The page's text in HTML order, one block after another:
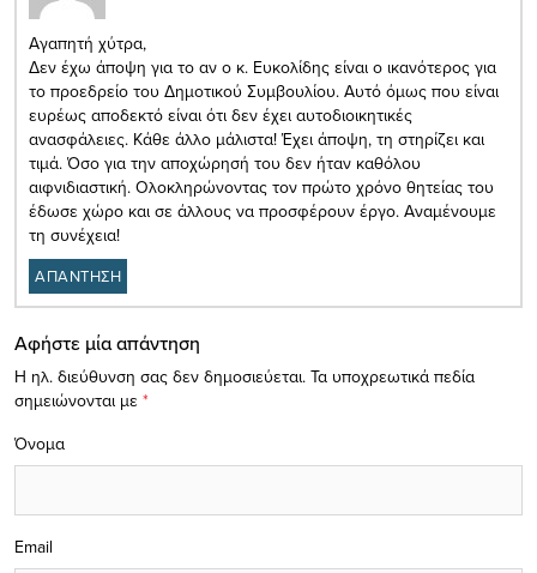
Αγαπητή χύτρα,
Δεν έχω άποψη για το αν ο κ. Ευκολίδης είναι ο ικανότερος για
το προεδρείο του Δημοτικού Συμβουλίου. Αυτό όμως που είναι
ευρέως αποδεκτό είναι ότι δεν έχει αυτοδιοικητικές
ανασφάλειες. Κάθε άλλο μάλιστα! Έχει άποψη, τη στηρίζει και
τιμά. Όσο για την αποχώρησή του δεν ήταν καθόλου
αιφνιδιαστική. Ολοκληρώνοντας τον πρώτο χρόνο θητείας του
έδωσε χώρο και σε άλλους να προσφέρουν έργο. Αναμένουμε
τη συνέχεια!
ΑΠΑΝΤΗΣΗ
Αφήστε μία απάντηση
Η ηλ. διεύθυνση σας δεν δημοσιεύεται. Τα υποχρεωτικά πεδία
σημειώνονται με *
Όνομα
Email